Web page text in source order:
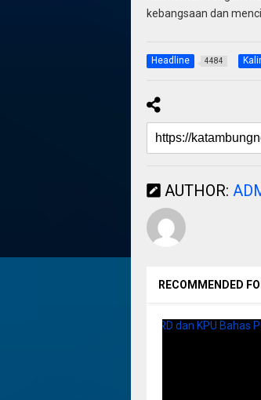
kebangsaan dan
Headline 4484
AUTHOR:
RECOMMENDED